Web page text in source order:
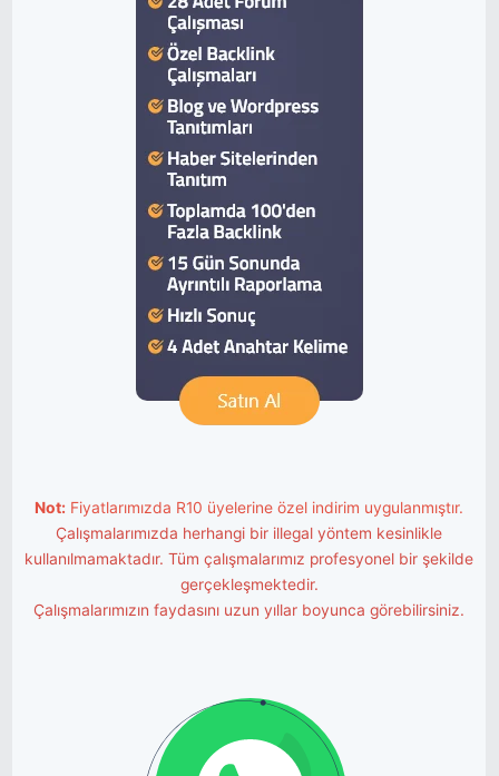
Not: Fiyatlarımızda R10 üyelerine özel indirim uygulanmıştır.
Çalışmalarımızda herhangi bir illegal yöntem kesinlikle
kullanılmamaktadır. Tüm çalışmalarımız profesyonel bir şekilde
gerçekleşmektedir.
Çalışmalarımızın faydasını uzun yıllar boyunca görebilirsiniz.